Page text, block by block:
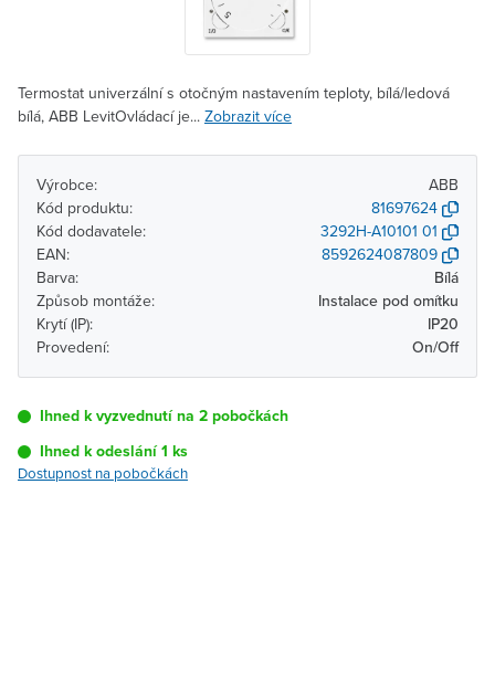
Termostat univerzální s otočným nastavením teploty, bílá/ledová
bílá, ABB LevitOvládací je... Zobrazit více
Výrobce:
ABB
Kód produktu:
81697624
Kód dodavatele:
3292H-A10101 01
EAN:
8592624087809
Barva:
Bílá
Způsob montáže:
Instalace pod omítku
Krytí (IP):
IP20
Provedení:
On/Off
Ihned k vyzvednutí na 2 pobočkách
Ihned k odeslání 1 ks
Dostupnost na pobočkách